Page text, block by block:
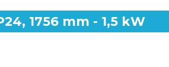
1756 mm - 1,5 kW